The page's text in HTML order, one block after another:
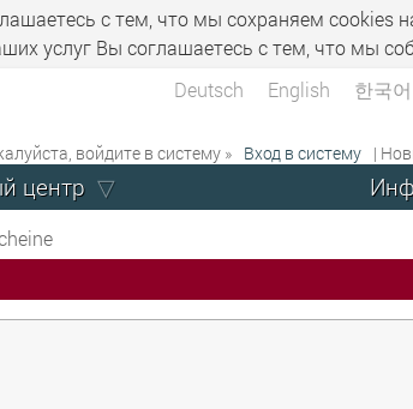
с тем, что мы сохраняем сookies
услуг Вы соглашаетесь с тем, что мы
Deutsch English 한국어
войдите в систему » Вход в систему |
центр